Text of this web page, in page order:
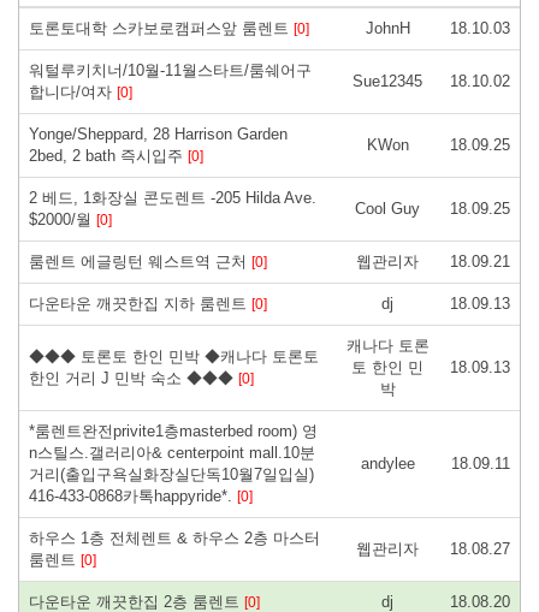
토론토대학 스카보로캠퍼스앞 룸렌트 [0] JohnH 18.10.03
워털루키치너/10월-11월스타트/룸쉐어구
합니다/여자 [0]
Sue12345 18.10.02
Yonge/Sheppard, 28 Harrison Garden
2bed, 2 bath 즉시입주 [0]
KWon 18.09.25
2 베드, 1화장실 콘도렌트 -205 Hilda Ave.
$2000/월 [0]
Cool Guy 18.09.25
룸렌트 에글링턴 웨스트역 근처 [0] 웹관리자 18.09.21
다운타운 깨끗한집 지하 룸렌트 [0] dj 18.09.13
◆◆◆ 토론토 한인 민박 ◆캐나다 토론토
한인 거리 J 민박 숙소 ◆◆◆ [0]
캐나다 토론
토 한인 민
박
18.09.13
*룸렌트완전privite1층masterbed room) 영
n스틸스.갤러리아& centerpoint mall.10분
거리(출입구욕실화장실단독10월7일입실)
416-433-0868카톡happyride*. [0]
andylee 18.09.11
하우스 1층 전체렌트 & 하우스 2층 마스터
룸렌트 [0]
웹관리자 18.08.27
다운타운 깨끗한집 2층 룸렌트 [0] dj 18.08.20